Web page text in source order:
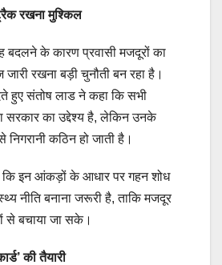
रखना मुश्किल
बदलने के कारण प्रवासी मजदूरों का
रखना बड़ी चुनौती बन रहा है।
हुए संतोष लाड ने कहा कि सभी
सरकार का उद्देश्य है, लेकिन उनके
निगरानी कठिन हो जाती है।
है कि इन आंकड़ों के आधार पर गहन शोध
नीति बनाना जरूरी है, ताकि मजदूर
से बचाया जा सके।
की तैयारी